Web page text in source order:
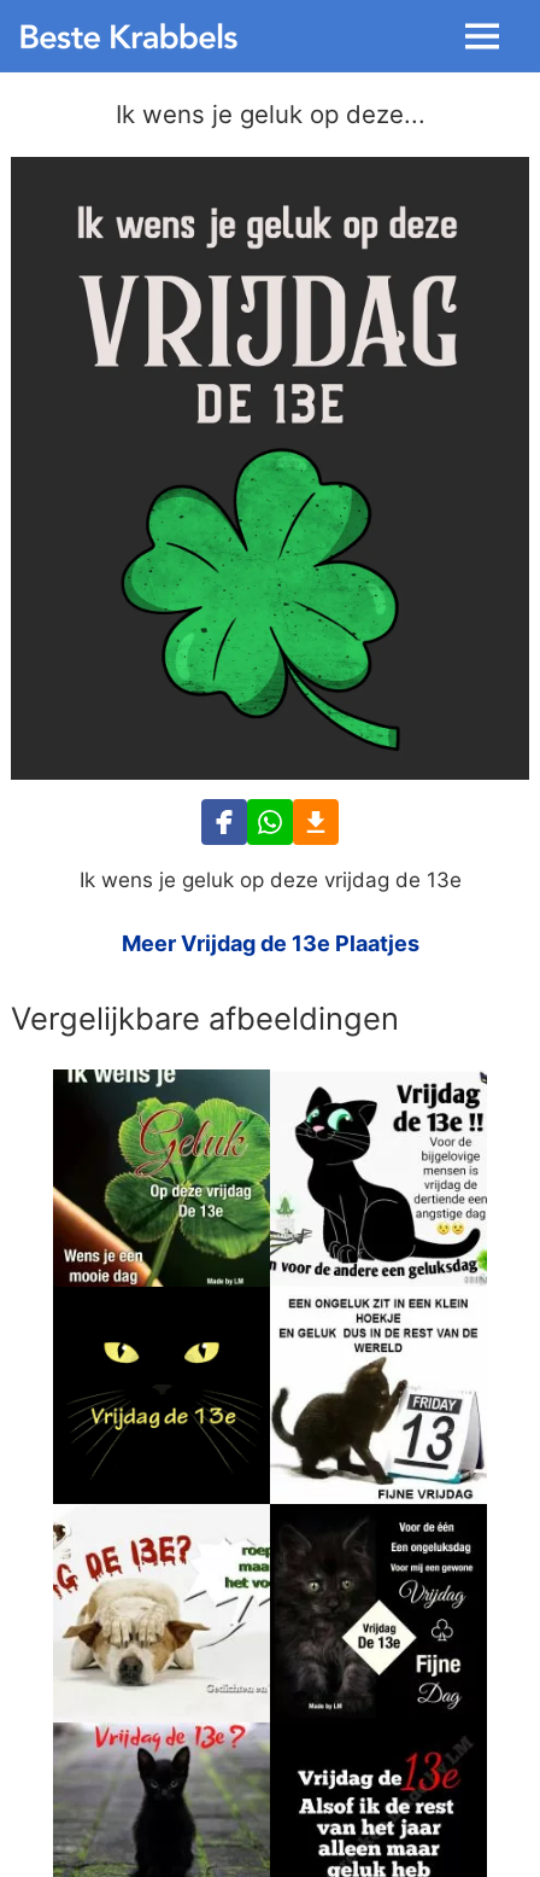
Menu
Ik wens je geluk op deze...
Ik wens je geluk op deze vrijdag de 13e
Meer Vrijdag de 13e Plaatjes
Vergelijkbare afbeeldingen